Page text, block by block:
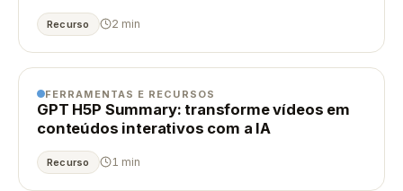
Recurso 2 min
FERRAMENTAS E RECURSOS
GPT H5P Summary: transforme vídeos em
conteúdos interativos com a IA
Recurso 1 min